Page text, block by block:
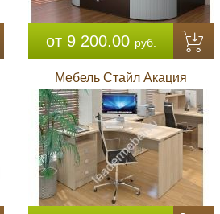
от 9 200.00 руб.
Мебель Стайл Акация